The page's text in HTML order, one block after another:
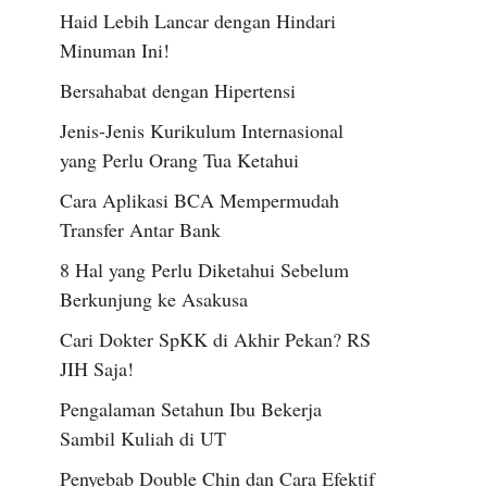
Haid Lebih Lancar dengan Hindari
Minuman Ini!
Bersahabat dengan Hipertensi
Jenis-Jenis Kurikulum Internasional
yang Perlu Orang Tua Ketahui
Cara Aplikasi BCA Mempermudah
Transfer Antar Bank
8 Hal yang Perlu Diketahui Sebelum
Berkunjung ke Asakusa
Cari Dokter SpKK di Akhir Pekan? RS
JIH Saja!
Pengalaman Setahun Ibu Bekerja
Sambil Kuliah di UT
Penyebab Double Chin dan Cara Efektif